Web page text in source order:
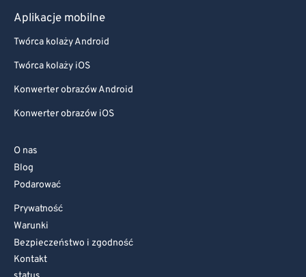
Aplikacje mobilne
Twórca kolaży Android
Twórca kolaży iOS
Konwerter obrazów Android
Konwerter obrazów iOS
O nas
Blog
Podarować
Prywatność
Warunki
Bezpieczeństwo i zgodność
Kontakt